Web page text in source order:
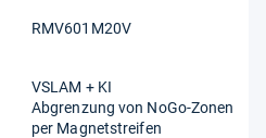
RMV601M20V
VSLAM + KI
Abgrenzung von NoGo-Zonen
per Magnetstreifen